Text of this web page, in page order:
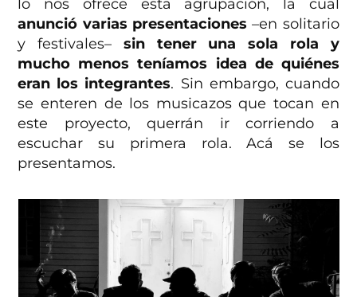
lo nos ofrece esta agrupación, la cual
anunció varias presentaciones –en solitario
y festivales– sin tener una sola rola y
mucho menos teníamos idea de quiénes
eran los integrantes. Sin embargo, cuando
se enteren de los musicazos que tocan en
este proyecto, querrán ir corriendo a
escuchar su primera rola. Acá se los
presentamos.